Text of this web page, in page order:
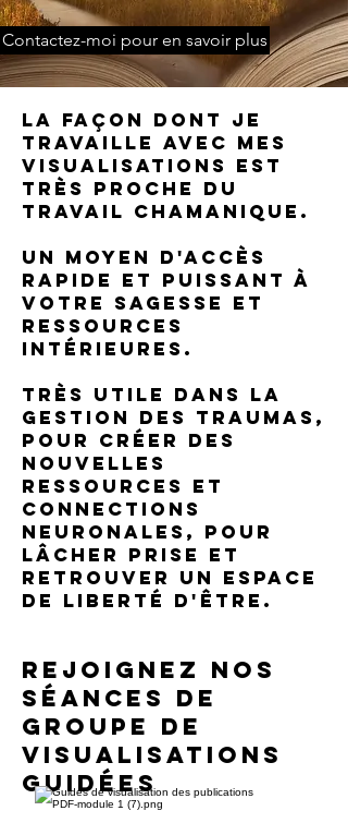
Contactez-moi pour en savoir plus
La façon dont je
travaille avec mes
visualisations est
très proche du
travail chamanique.
Un moyen d'accès
rapide et puissant à
votre sagesse et
resSources
intérieures.
Très utile dans la
gestion des traumas,
pour créer des
nouvelles
resSources et
connections
neuronales, pour
lâcher prise et
retrouver un espace
de liberté d'être.
Rejoignez nos
séances de
groupe de
visualisations
guidées